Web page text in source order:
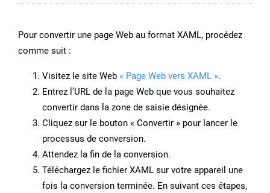
Pour convertir une page Web au format XAML, procédez
comme suit :
Visitez le site Web « Page Web vers XAML ».
Entrez l’URL de la page Web que vous souhaitez
convertir dans la zone de saisie désignée.
Cliquez sur le bouton « Convertir » pour lancer le
processus de conversion.
Attendez la fin de la conversion.
Téléchargez le fichier XAML sur votre appareil une
fois la conversion terminée. En suivant ces étapes,